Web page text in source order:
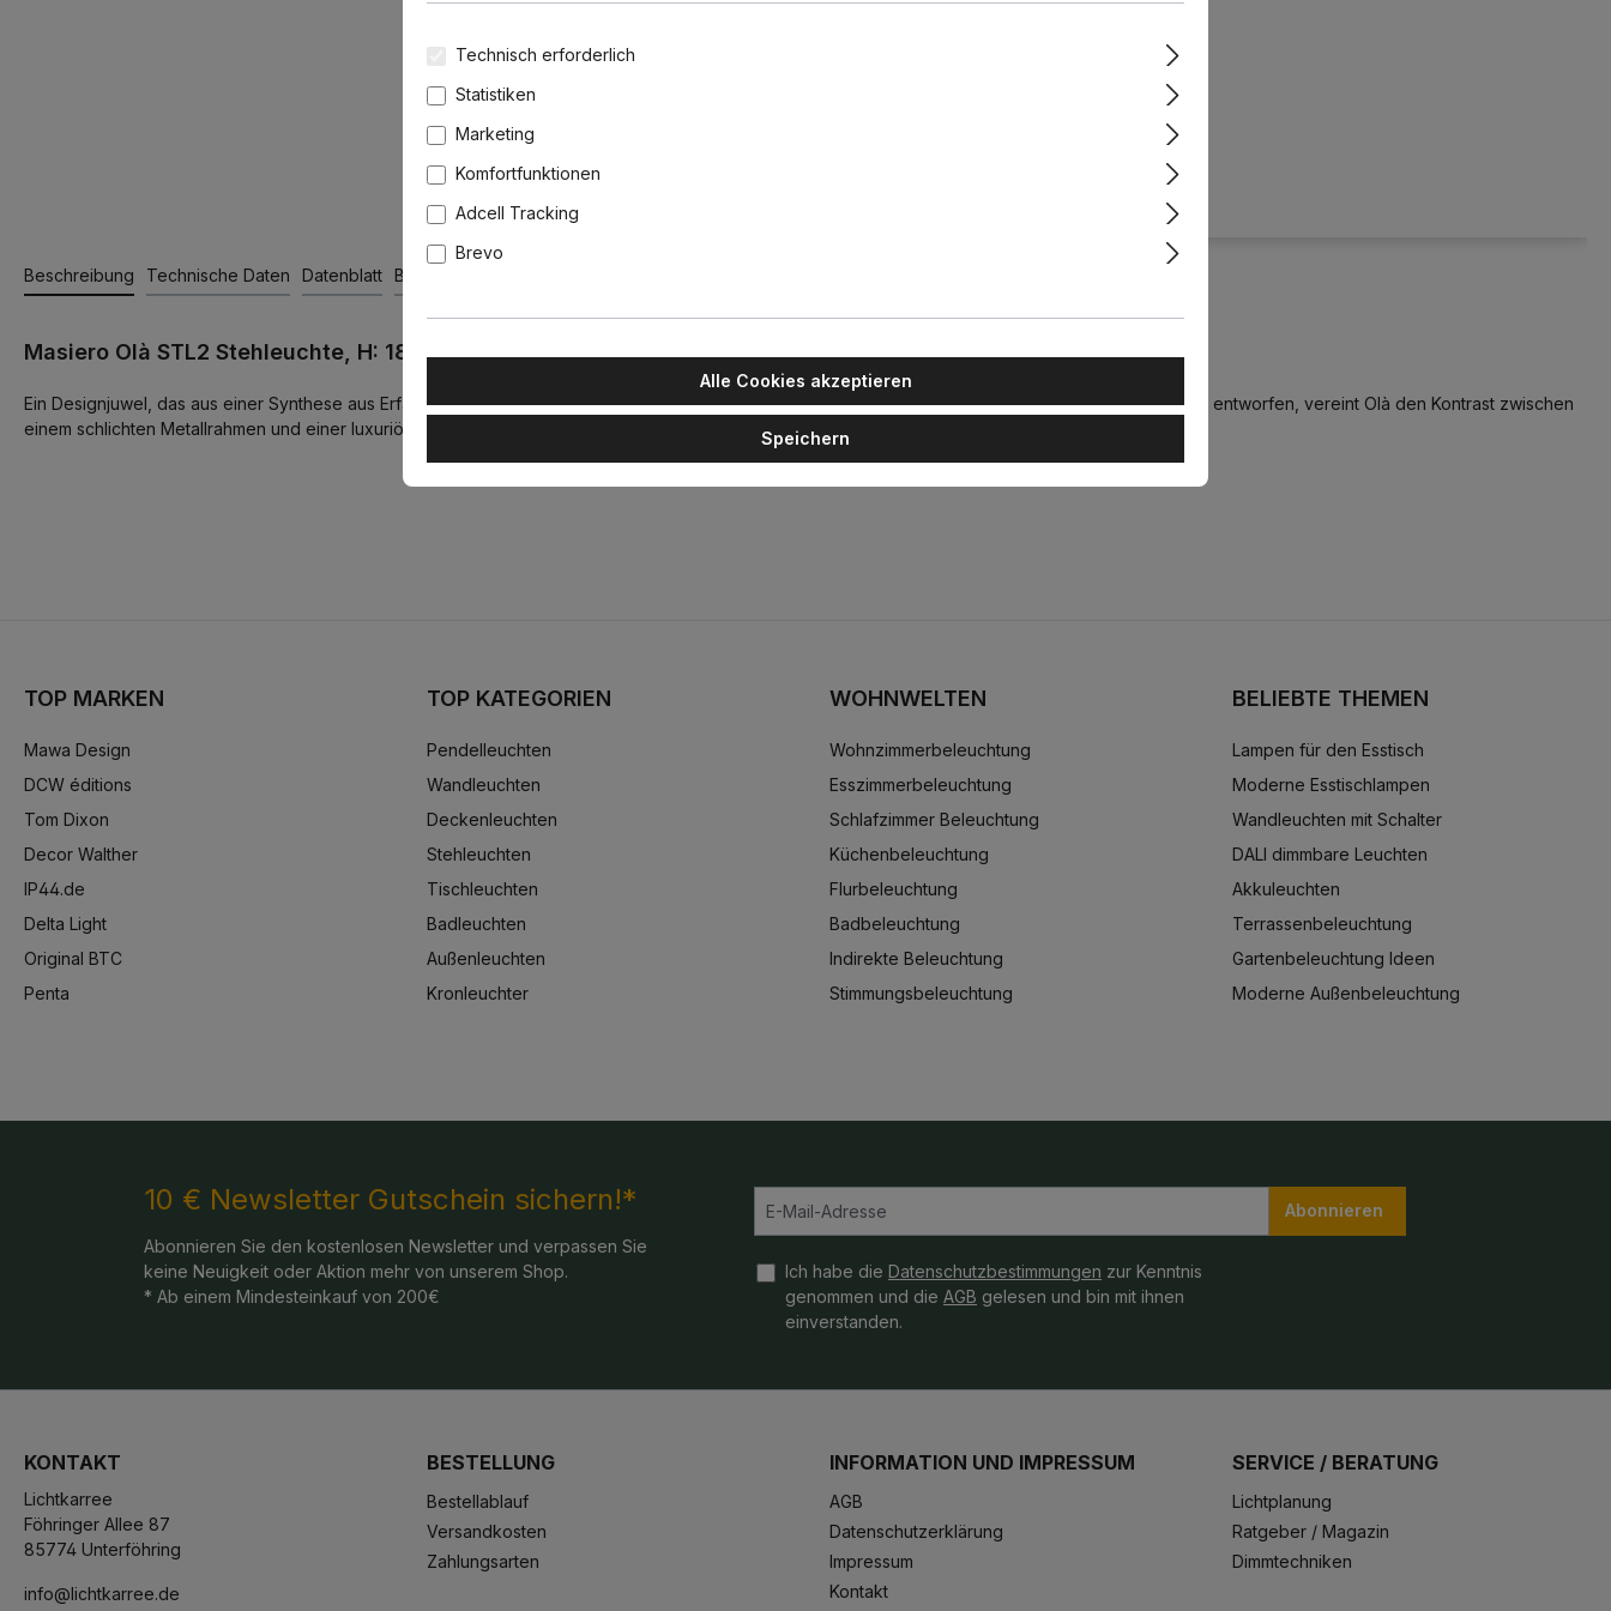
Beschreibung Technische Daten Datenblatt Bewertungen
Masiero Olà STL2 Stehleuchte, H: 180 cm, Blattsilber, Retrofit
Ein Designjuwel, das aus einer Synthese aus Erfahrung und Kreativität entstanden ist. Vor mehr als einem Jahrzehnt vom kreativen Atelier von Masiero entworfen, vereint Olà den Kontrast zwischen
einem schlichten Metallrahmen und einer luxuriösen Kaskade von Anhängern und ist zu einem Symbol für Masiero geworden.
TOP MARKEN
Mawa Design
DCW éditions
Tom Dixon
Decor Walther
IP44.de
Delta Light
Original BTC
Penta
TOP KATEGORIEN
Pendelleuchten
Wandleuchten
Deckenleuchten
Stehleuchten
Tischleuchten
Badleuchten
Außenleuchten
Kronleuchter
WOHNWELTEN
Wohnzimmerbeleuchtung
Esszimmerbeleuchtung
Schlafzimmer Beleuchtung
Küchenbeleuchtung
Flurbeleuchtung
Badbeleuchtung
Indirekte Beleuchtung
Stimmungsbeleuchtung
BELIEBTE THEMEN
Lampen für den Esstisch
Moderne Esstischlampen
Wandleuchten mit Schalter
DALI dimmbare Leuchten
Akkuleuchten
Terrassenbeleuchtung
Gartenbeleuchtung Ideen
Moderne Außenbeleuchtung
10 € Newsletter Gutschein sichern!*
Abonnieren Sie den kostenlosen Newsletter und verpassen Sie
keine Neuigkeit oder Aktion mehr von unserem Shop.
* Ab einem Mindesteinkauf von 200€
Abonnieren
Ich habe die Datenschutzbestimmungen zur Kenntnis
genommen und die AGB gelesen und bin mit ihnen
einverstanden.
KONTAKT
Lichtkarree
Föhringer Allee 87
85774 Unterföhring
info@lichtkarree.de
BESTELLUNG
Bestellablauf
Versandkosten
Zahlungsarten
INFORMATION UND IMPRESSUM
AGB
Datenschutzerklärung
Impressum
Kontakt
SERVICE / BERATUNG
Lichtplanung
Ratgeber / Magazin
Dimmtechniken
Technisch erforderlich
Statistiken
Marketing
Komfortfunktionen
Adcell Tracking
Brevo
Alle Cookies akzeptieren
Speichern